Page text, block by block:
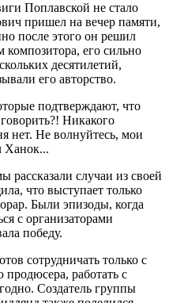
Поплавской не стало
пришел на вечер памяти,
после этого он решил
композитора, его сильно
десятилетий,
его авторство.
подтверждают, что
Никакого
нет. Не волнуйтесь, мои
Ханок...
рассказали случаи из своей
что выступает только
Были эпизоды, когда
с организаторами
победу.
сотрудничать только с
работать с
Создатель группы